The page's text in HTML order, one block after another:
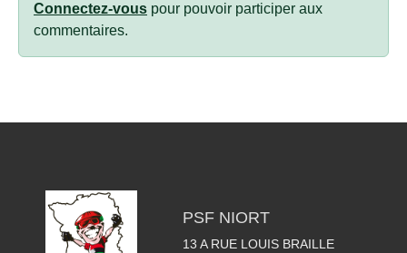
Connectez-vous pour pouvoir participer aux
commentaires.
PSF NIORT
13 A RUE LOUIS BRAILLE